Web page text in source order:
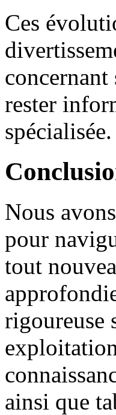
Ces
rester
spécialisée.
Nous
pour
tout
rigoureuse
ainsi que